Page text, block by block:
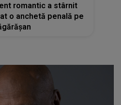
romantic a stârnit
o anchetă penală pe